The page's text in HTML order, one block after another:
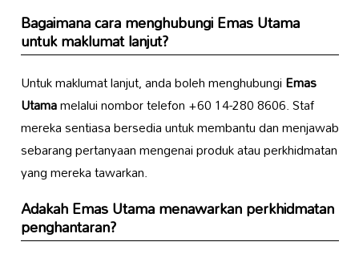
Bagaimana cara menghubungiEmas Utama
untuk maklumat lanjut?
Untuk maklumat lanjut, anda boleh menghubungiEmas
Utamamelalui nombor telefon +60 14-280 8606. Staf
mereka sentiasa bersedia untuk membantu dan menjawab
sebarang pertanyaan mengenai produk atau perkhidmatan
yang mereka tawarkan.
AdakahEmas Utamamenawarkan perkhidmatan
penghantaran?